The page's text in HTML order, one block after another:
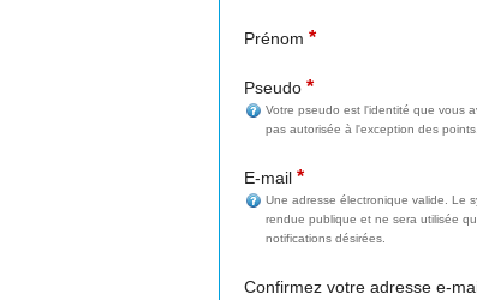
Prénom *
Pseudo *
Votre pseudo est l'identité que vous
pas autorisée à l'exception des
E-mail *
Une adresse électronique valide. Le
rendue publique et ne sera utilisée
notifications désirées.
Confirmez votre adresse e-